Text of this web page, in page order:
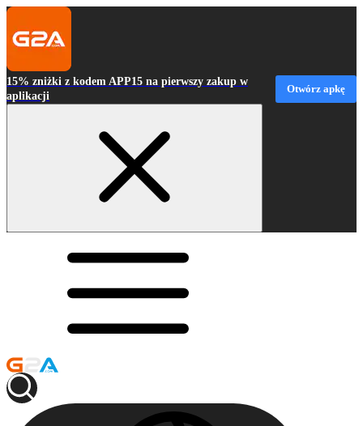
15% zniżki z kodem APP15 na pierwszy zakup w
aplikacji
Otwórz apkę